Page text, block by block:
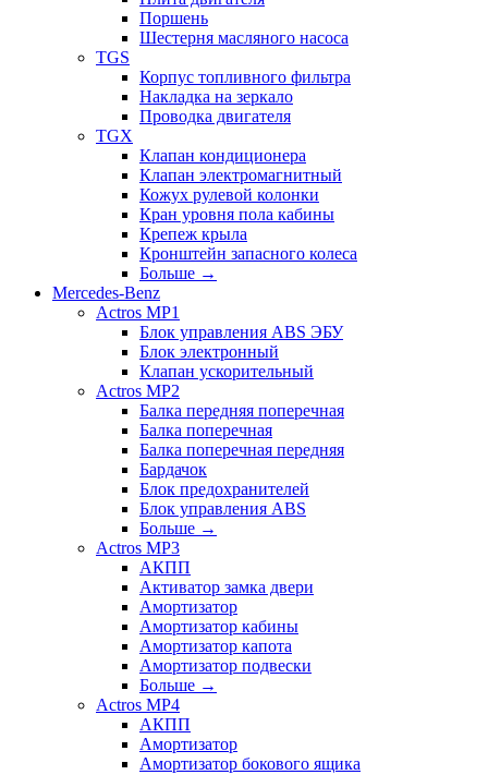
Поршень
Шестерня масляного насоса
TGS
Корпус топливного фильтра
Накладка на зеркало
Проводка двигателя
TGX
Клапан кондиционера
Клапан электромагнитный
Кожух рулевой колонки
Кран уровня пола кабины
Крепеж крыла
Кронштейн запасного колеса
Больше →
Mercedes-Benz
Actros MP1
Блок управления ABS ЭБУ
Блок электронный
Клапан ускорительный
Actros MP2
Балка передняя поперечная
Балка поперечная
Балка поперечная передняя
Бардачок
Блок предохранителей
Блок управления ABS
Больше →
Actros MP3
АКПП
Активатор замка двери
Амортизатор
Амортизатор кабины
Амортизатор капота
Амортизатор подвески
Больше →
Actros MP4
АКПП
Амортизатор
Амортизатор бокового ящика